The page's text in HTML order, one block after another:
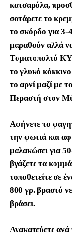
κατσαρόλα,
σοτάρετε το
το σκόρδο για 3-
μαραθούν αλλά
Tοματοπολτό
το γλυκό κόκκινο
το αρνί μαζί με
Περαστή στον
Αφήνετε το
την φωτιά και
μαλακώσει για
βγάζετε τα
τοποθετείτε σε
800 γρ. βραστό
βράσει.
Ανακατεύετε ανά